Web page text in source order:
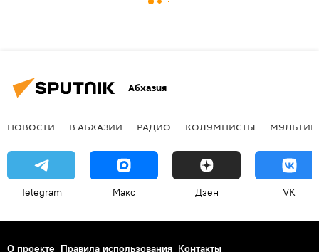
Абхазия
НОВОСТИ В АБХАЗИИ РАДИО КОЛУМНИСТЫ
Telegram Макс Дзен VK
О проекте Правила использования Контакты